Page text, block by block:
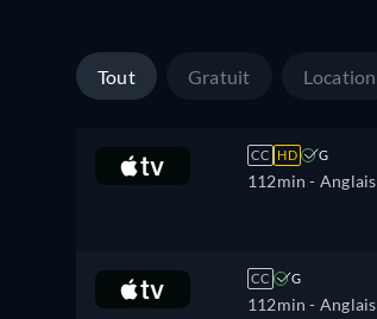
Tout Gratuit Location
CC HD G
112min - Anglais
CC G
112min - Anglais